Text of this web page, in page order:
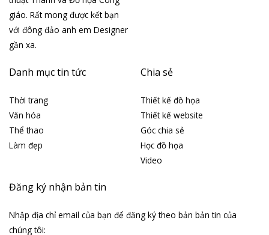
giáo. Rất mong được kết bạn
với đông đảo anh em Designer
gần xa.
Danh mục tin tức
Thời trang
Văn hóa
Thể thao
Làm đẹp
Chia sẻ
Thiết kế đồ họa
Thiết kế website
Góc chia sẻ
Học đồ họa
Video
Đăng ký nhận bản tin
Nhập địa chỉ email của bạn để đăng ký theo bản bản tin của
chúng tôi: